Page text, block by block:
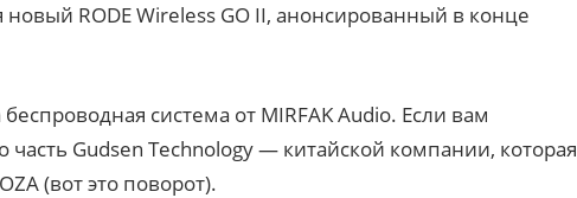
RODE Wireless GO II, анонсированный в конце
система от MIRFAK Audio. Если вам
часть Gudsen Technology — китайской компании, которая
(вот это поворот).